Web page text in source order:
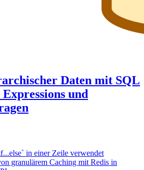
Daten mit SQL
und
in einer Zeile verwendet
granulärem Caching mit Redis in